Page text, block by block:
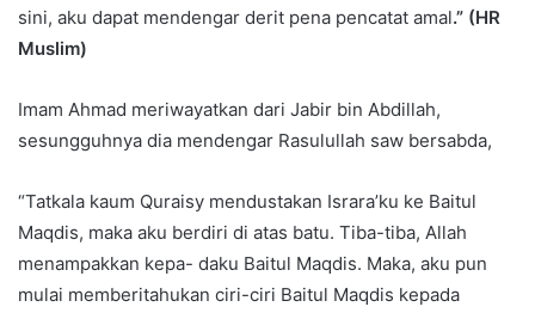
sini, aku dapat mendengar derit pena pencatat amal.” (HR
Muslim)
Imam Ahmad meriwayatkan dari Jabir bin Abdillah,
sesungguhnya dia mendengar Rasulullah saw bersabda,
“Tatkala kaum Quraisy mendustakan Israra’ku ke Baitul
Maqdis, maka aku berdiri di atas batu. Tiba-tiba, Allah
menampakkan kepa- daku Baitul Maqdis. Maka, aku pun
mulai memberitahukan ciri-ciri Baitul Maqdis kepada